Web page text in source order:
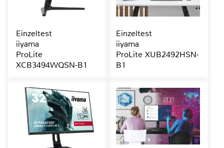
Einzeltest
iiyama
ProLite
XCB3494WQSN-B1
Einzeltest
iiyama
ProLite XUB2492HSN-
B1